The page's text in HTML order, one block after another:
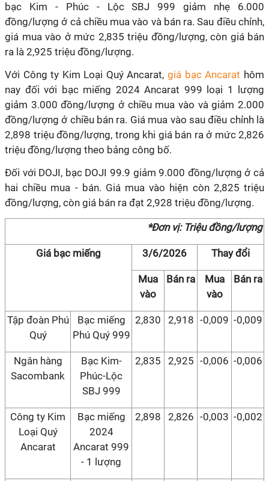
bạc Kim - Phúc - Lộc SBJ 999 giảm nhẹ 6.000
đồng/lượng ở cả chiều mua vào và bán ra. Sau điều chỉnh,
giá mua vào ở mức 2,835 triệu đồng/lượng, còn giá bán
ra là 2,925 triệu đồng/lượng.
Với Công ty Kim Loại Quý Ancarat, giá bạc Ancarat hôm
nay đối với bạc miếng 2024 Ancarat 999 loại 1 lượng
giảm 3.000 đồng/lượng ở chiều mua vào và giảm 2.000
đồng/lượng ở chiều bán ra. Giá mua vào sau điều chỉnh là
2,898 triệu đồng/lượng, trong khi giá bán ra ở mức 2,826
triệu đồng/lượng theo bảng công bố.
Đối với DOJI, bạc DOJI 99.9 giảm 9.000 đồng/lượng ở cả
hai chiều mua - bán. Giá mua vào hiện còn 2,825 triệu
đồng/lượng, còn giá bán ra đạt 2,928 triệu đồng/lượng.
*Đơn vị: Triệu đồng/lượng
Giá bạc miếng 3/6/2026 Thay đổi
Mua
vào
Bán ra
Mua
vào
Bán ra
Tập đoàn Phú
Quý
Bạc miếng
Phú Quý 999
2,830 2,918 -0,009 -0,009
Ngân hàng
Sacombank
Bạc Kim-
Phúc-Lộc
SBJ 999
2,835 2,925 -0,006 -0,006
Công ty Kim
Loại Quý
Ancarat
Bạc miếng
2024
Ancarat 999
- 1 lượng
2,898 2,826 -0,003 -0,002